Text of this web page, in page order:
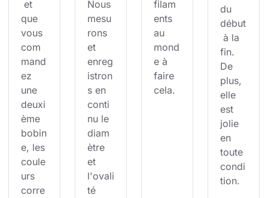
et
que
vous
com
mand
ez
une
deuxi
ème
bobin
e, les
coule
urs
corre
Nous
mesu
rons
et
enreg
istron
s en
conti
nu le
diam
ètre
et
l'ovali
té
filam
ents
au
mond
e à
faire
cela.
du
début
à la
fin.
De
plus,
elle
est
jolie
en
toute
condi
tion.